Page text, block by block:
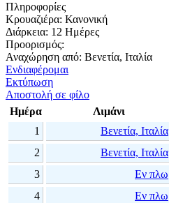
Πληροφορίες
Κρουαζιέρα: Κανονική
Διάρκεια: 12 Ημέρες
Προορισμός:
Αναχώρηση από: Βενετία, Ιταλία
Ενδιαφέρομαι
Εκτύπωση
Αποστολή σε φίλο
Ημέρα
Λιμάνι
1
Βενετία, Ιταλία
2
Βενετία, Ιταλία
3
Εν πλω
4
Εν πλω